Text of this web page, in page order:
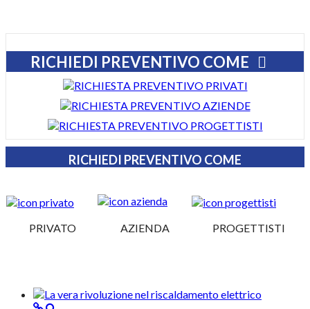
RICHIEDI PREVENTIVO COME
RICHIEDI PREVENTIVO COME
PRIVATO AZIENDA PROGETTISTI